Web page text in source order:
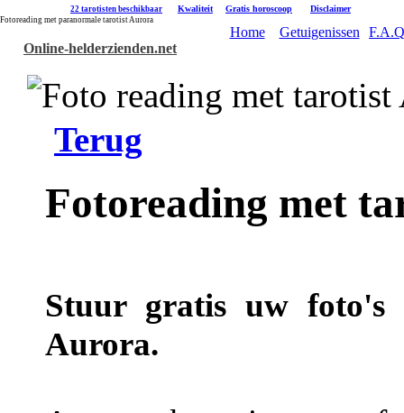
22 tarotisten beschikbaar Kwaliteit Gratis horoscoop Disclaimer
Fotoreading met paranormale tarotist Aurora
Online-helderzienden.net
Home Getuigenissen
Terug
Fotoreading met
Stuur gratis uw foto's
Aurora.